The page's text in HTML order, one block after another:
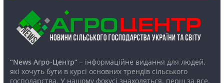
“News Агро-Центр”– інформаційне видання для людей,
які хочуть бути в курсі основних трендів сільського
господарства. У нашому фокусі знаходяться, перш за все,